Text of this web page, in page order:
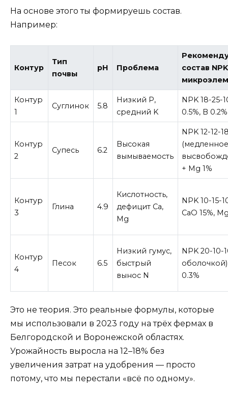
На основе этого ты формируешь состав.
Например:
Контур
Тип
почвы
pH Проблема
состав
Контур
1
Суглинок 5.8
Низкий P,
средний K
NPK 18-25-
0.5%, B 0.2%
Контур
2
Супесь 6.2
Высокая
вымываемость
NPK 12-12-
+ Mg 1%
Контур
3
Глина 4.9
Кислотность,
дефицит Ca,
Mg
NPK 10-15-
CaO 15%,
Контур
4
Песок 6.5
Низкий гумус,
быстрый
вынос N
NPK 20-10-
0.3%
Это не теория. Это реальные формулы, которые
мы использовали в 2023 году на трёх фермах в
Белгородской и Воронежской областях.
Урожайность выросла на 12–18% без
увеличения затрат на удобрения — просто
потому, что мы перестали «всё по одному».